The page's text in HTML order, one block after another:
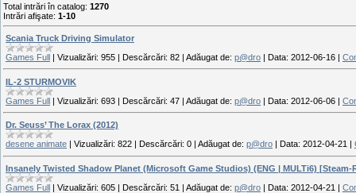
Total intrări în catalog: 1270
Intrări afişate: 1-10
Scania Truck Driving Simulator
Games Full | Vizualizări: 955 | Descărcări: 82 | Adăugat de: p@dro | Data: 2012-06-16 |
IL-2 STURMOVIK
Games Full | Vizualizări: 693 | Descărcări: 47 | Adăugat de: p@dro | Data: 2012-06-06 |
Dr. Seuss’ The Lorax (2012)
desene animate
Vizualizări: 822 Descărcări: 0 Adăugat de: p@dro Data: 2012-04-21
Insanely Twisted Shadow Planet (Microsoft Game Studios) (ENG | MULTi6)
Games Full | Vizualizări: 605 | Descărcări: 51 | Adăugat de: p@dro | Data: 2012-04-21 |